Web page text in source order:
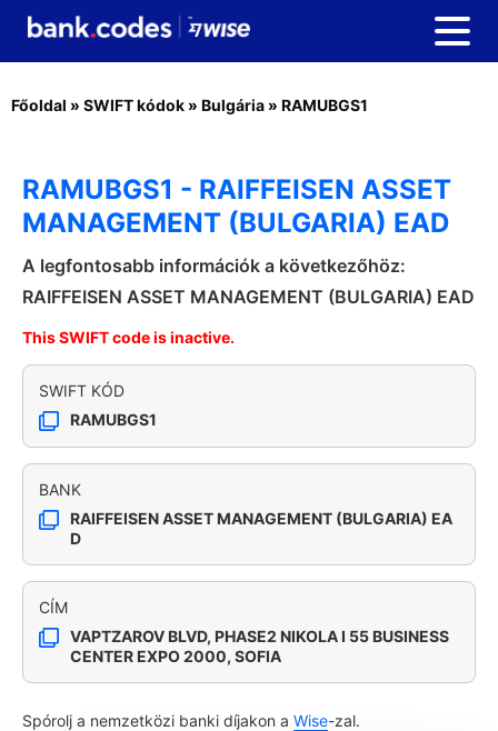
Főoldal » SWIFT kódok » Bulgária » RAMUBGS1
RAMUBGS1 - RAIFFEISEN ASSET
MANAGEMENT (BULGARIA) EAD
A legfontosabb információk a következőhöz:
RAIFFEISEN ASSET MANAGEMENT (BULGARIA) EAD
This SWIFT code is inactive.
SWIFT KÓD
RAMUBGS1
BANK
RAIFFEISEN ASSET MANAGEMENT (BULGARIA) EA
D
CÍM
VAPTZAROV BLVD, PHASE2 NIKOLA I 55 BUSINESS
CENTER EXPO 2000, SOFIA
Spórolj a nemzetközi banki díjakon a Wise-zal.